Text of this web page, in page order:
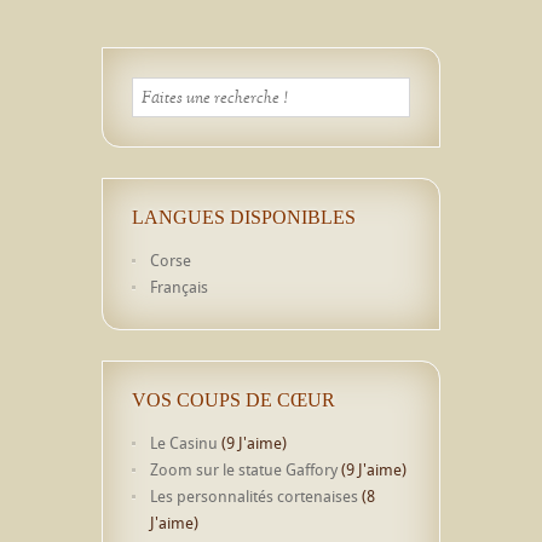
LANGUES DISPONIBLES
Corse
Français
VOS COUPS DE CŒUR
Le Casinu (9 J'aime)
Zoom sur le statue Gaffory(9 J'aime)
Les personnalités cortenaises (8
J'aime)